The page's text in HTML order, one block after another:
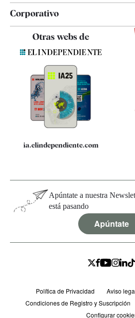
Corporativo
Quiénes somos
Especificaciones
Otras webs de
ia.elindependiente.com
Apúntate a nuestra
está pasando
Apúntate
Política de Privacidad
Aviso
Condiciones de Registro y Suscripción
Configurar